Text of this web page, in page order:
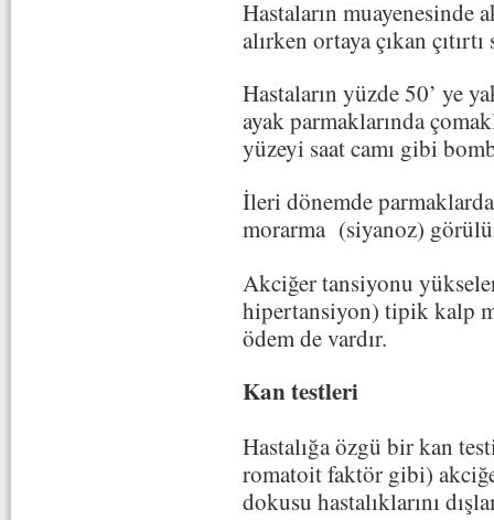
Hastaların muayenesinde
alırken ortaya çıkan
Hastaların yüzde 50’ ye
ayak parmaklarında
yüzeyi saat camı gibi
İleri dönemde
morarma (siyanoz)
Akciğer tansiyonu
hipertansiyon) tipik kalp
ödem de vardır.
Kan testleri
Hastalığa özgü bir kan
romatoit faktör gibi)
dokusu hastalıklarını